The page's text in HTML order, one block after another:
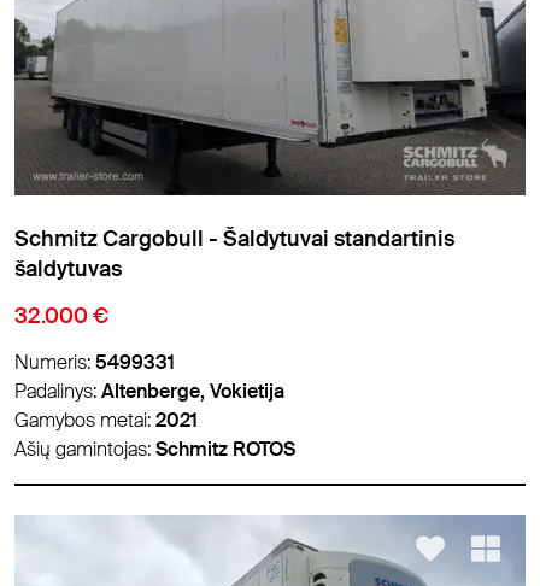
Schmitz Cargobull - Šaldytuvai standartinis
šaldytuvas
32.000 €
Numeris:5499331
Padalinys:Altenberge, Vokietija
Gamybos metai:2021
Ašių gamintojas:Schmitz ROTOS